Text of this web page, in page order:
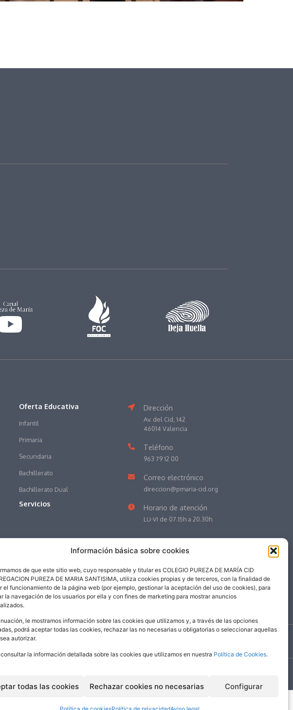
Información básica sobre cookies
de que este sitio web, cuyo responsable y titular es COLEGIO PUREZA DE MARÍA CID
PUREZA DE MARIA SANTISIMA, utiliza cookies propias y de terceros, con la finalidad de
el funcionamiento de la página web (por ejemplo, gestionar la aceptación del uso de cookies), para
la navegación de los usuarios por ella y con fines de marketing para mostrar anuncios
le mostramos información sobre las cookies que utilizamos y, a través de las opciones
podrá aceptar todas las cookies, rechazar las no necesarias u obligatorias o seleccionar aquellas
autorizar.
la información detallada sobre las cookies que utilizamos en nuestra Política de Cookies.
todas las cookies Rechazar cookies no necesarias Configurar
Oferta Educativa
Infantil
Primaria
Secundaria
Bachillerato
Bachillerato Dual
Servicios
Dirección
Av. del Cid, 142
46014 Valencia
Teléfono
963 79 12 00
Correo electrónico
direccion@pmaria-cid.org
Horario de atención
LU-VI de 07.15h a 20.30h